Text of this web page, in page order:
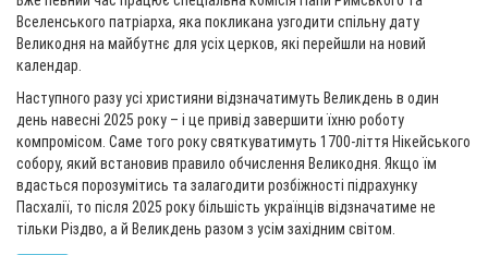
Вселенського патріарха, яка покликана узгодити спільну дату
Великодня на майбутнє для усіх церков, які перейшли на новий
календар.
Наступного разу усі християни відзначатимуть Великдень в один
день навесні 2025 року – і це привід завершити їхню роботу
компромісом. Саме того року святкуватимуть 1700-ліття Нікейського
собору, який встановив правило обчислення Великодня. Якщо їм
вдасться порозумітись та залагодити розбіжності підрахунку
Пасхалії, то після 2025 року більшість українців відзначатиме не
тільки Різдво, а й Великдень разом з усім західним світом.